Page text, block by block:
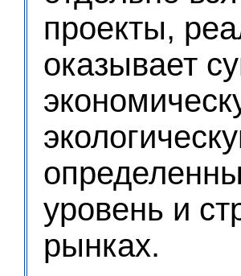
проекты,
оказывает
уровень и
рынках.